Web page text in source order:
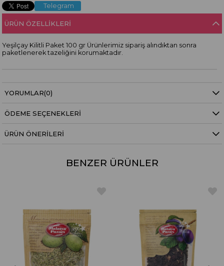
Telegram
ÜRÜN ÖZELLIKLERI
Yeşilçay Kilitli Paket 100 gr Ürünlerimiz sipariş alındıktan sonra
paketlenerek tazeliğini korumaktadır.
YORUMLAR(0)
ÖDEME SEÇENEKLERI
ÜRÜN ÖNERILERI
BENZER ÜRÜNLER